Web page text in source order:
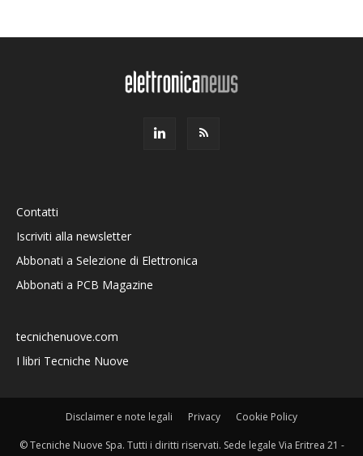
Contatti
Iscriviti alla newsletter
Abbonati a Selezione di Elettronica
Abbonati a PCB Magazine
tecnichenuove.com
I libri Tecniche Nuove
Disclaimer e note legali Privacy Cookie Policy
© Tecniche Nuove Spa. Tutti i diritti riservati. Sede legale Via Eritrea 21 -